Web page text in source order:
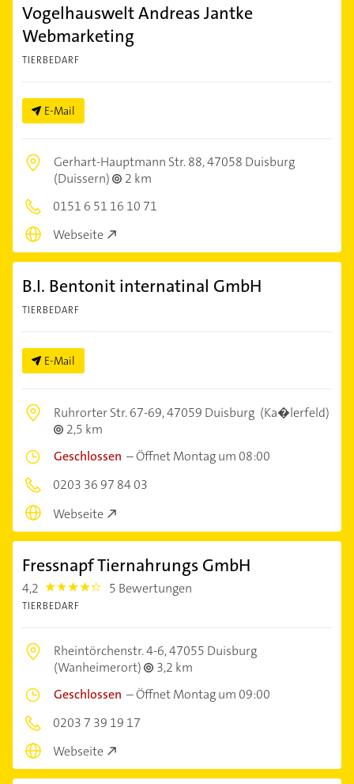
Vogelhauswelt Andreas Jantke
Webmarketing
TIERBEDARF
E-Mail
Gerhart-Hauptmann Str. 88,47058 Duisburg
(Duissern)
2 km
0151 6 51 16 10 71
Webseite
B.I. Bentonit internatinal GmbH
TIERBEDARF
E-Mail
Ruhrorter Str. 67-69,47059 Duisburg (Ka�lerfeld)
2,5 km
Geschlossen –Öffnet Montag um 08:00
0203 36 97 84 03
Webseite
Fressnapf Tiernahrungs GmbH
4,2 4.2000003 5 Bewertungen
TIERBEDARF
Rheintörchenstr. 4-6,47055 Duisburg
(Wanheimerort)
3,2 km
Geschlossen –Öffnet Montag um 09:00
0203 7 39 19 17
Webseite